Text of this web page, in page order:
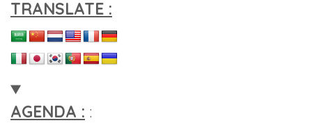
TRANSLATE :
AGENDA : :